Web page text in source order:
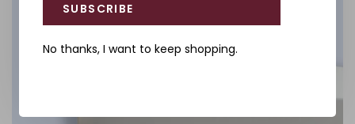
SUBSCRIBE
No thanks, I want to keep shopping.